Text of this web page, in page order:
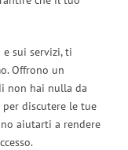
sui servizi, ti
Offrono un
non hai nulla da
discutere le tue
aiutarti a rendere